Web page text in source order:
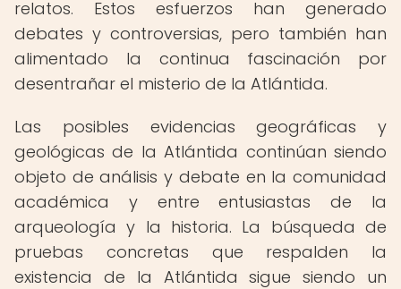
relatos. Estos esfuerzos han generado
debates y controversias, pero también han
alimentado la continua fascinación por
desentrañar el misterio de la Atlántida.
Las posibles evidencias geográficas y
geológicas de la Atlántida continúan siendo
objeto de análisis y debate en la comunidad
académica y entre entusiastas de la
arqueología y la historia. La búsqueda de
pruebas concretas que respalden la
existencia de la Atlántida sigue siendo un